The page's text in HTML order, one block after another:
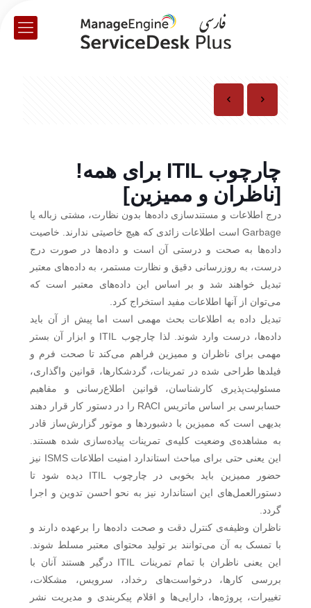
چارچوب ITIL برای همه!
[ناظران و ممیزین]
درج اطلاعات و مستندسازی داده‌ها بدون نظارت، مشتی زباله یا
Garbage است اطلاعات زائدی که هیچ خاصیتی ندارند. خاصیت
داده‌ها به صحت و درستی آن است و داده‌ها در صورت درج
درست، به روزرسانی دقیق و نظارت مستمر، به داده‌های معتبر
تبدیل خواهند شد و بر اساس این داده‌های معتبر است که
می‌توان از آنها اطلاعات مفید استخراج کرد.
تبدیل داده به اطلاعات بحث مهمی است اما پیش از آن باید
داده‌ها، درست وارد شوند. لذا چارچوب ITIL و ابزار آن بستر
مهمی برای ناظران و ممیزین فراهم می‌کند تا صحت فرم و
فیلدها طراحی شده در تمرینات، گردشکارها، قوانین واگذاری،
مسئولیت‌پذیری کارشناسان، قوانین اطلاع‌رسانی و مفاهیم
حسابرسی بر اساس ماتریس RACI را در دستور کار قرار دهند
بدیهی است که ممیزین با دشبوردها و موتور گزارش‌ساز قادر
به مشاهده‌ی وضعیت کلیه‌ی تمرینات پیاده‌سازی شده هستند.
این یعنی حتی برای مباحث استاندارد امنیت اطلاعات ISMS نیز
حضور ممیزین باید بخوبی در چارچوب ITIL دیده شود تا
دستورالعمل‌های این استاندارد نیز به نحو احسن تدوین و اجرا
گردد.
ناظران وظیفه‌ی کنترل دقت و صحت داده‌ها را برعهده دارند و
با تمسک به آن می‌توانند بر تولید محتوای معتبر مسلط شوند.
این یعنی ناظران با تمام تمرینات ITIL درگیر هستند آنان با
بررسی کارها، درخواست‌های رخداد، سرویس، مشکلات،
تغییرات، پروژه‌ها، دارایی‌ها و اقلام پیکربندی و مدیریت نشر